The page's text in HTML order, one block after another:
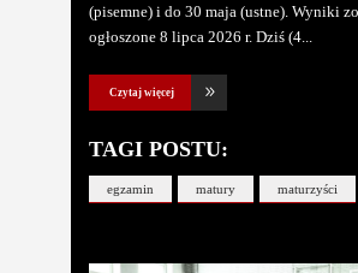
(pisemne) i do 30 maja (ustne). Wyniki
ogłoszone 8 lipca 2026 r. Dziś (4
Czytaj więcej
TAGI POSTU:
egzamin matury maturzyści